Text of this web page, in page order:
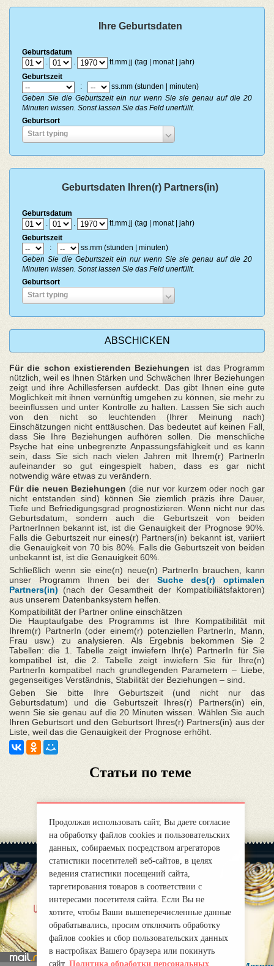
Ihre Geburtsdaten
Geburtsdatum
.
.
tt.mm.jj (tag | monat | jahr)
Geburtszeit
:
ss.mm (stunden | minuten)
Geben Sie die Geburtszeit ein nur wenn Sie sie genau auf die 20
Minuten wissen. Sonst lassen Sie das Feld unerfüllt.
Geburtsort
Start typing
Geburtsort
Geburtsdaten Ihren(r) Partners(in)
Geburtsdatum
.
.
tt.mm.jj (tag | monat | jahr)
Geburtszeit
:
ss.mm (stunden | minuten)
Geben Sie die Geburtszeit ein nur wenn Sie sie genau auf die 20
Minuten wissen. Sonst lassen Sie das Feld unerfüllt.
Geburtsort
Start typing
Geburtsort
Für die schon existierenden Beziehungen ist das Programm
nützlich, weil es Ihnen Stärken und Schwächen Ihrer Beziehungen
zeigt und ihre Achillesfersen aufdeckt. Das gibt Ihnen eine gute
Möglichkeit mit ihnen vernünftig umgehen zu können, sie mehr zu
beeinflussen und unter Kontrolle zu halten. Lassen Sie sich auch
von den nicht so leuchtenden (Ihrer Meinung nach)
Einschätzungen nicht enttäuschen. Das bedeutet auf keinen Fall,
dass Sie Ihre Beziehungen aufhören sollen. Die menschliche
Psyche hat eine unbegrenzte Anpassungsfähigkeit und es kann
sein, dass Sie sich nach vielen Jahren mit Ihrem(r) PartnerIn
aufeinander so gut eingespielt haben, dass es gar nicht
notwendig wäre etwas zu verändern.
Für die neuen Beziehungen (die nur vor kurzem oder noch gar
nicht entstanden sind) können Sie ziemlich präzis ihre Dauer,
Tiefe und Befriedigungsgrad prognostizieren. Wenn nicht nur das
Geburtsdatum, sondern auch die Geburtszeit von beiden
PartnerInnen bekannt ist, ist die Genauigkeit der Prognose 90%.
Falls die Geburtszeit nur eines(r) Partners(in) bekannt ist, variiert
die Genauigkeit von 70 bis 80%. Falls die Geburtszeit von beiden
unbekannt ist, ist die Genauigkeit 60%.
Schließlich wenn sie eine(n) neue(n) PartnerIn brauchen, kann
unser Programm Ihnen bei der Suche des(r) optimalen
Partners(in) (nach der Gesamtheit der Kompatibiliätsfaktoren)
aus unserem Datenbanksystem helfen.
Kompatibilität der Partner online einschätzen
Die Hauptaufgabe des Programms ist Ihre Kompatibilität mit
Ihrem(r) PartnerIn (oder einem(r) potenziellen PartnerIn, Mann,
Frau usw.) zu analysieren. Als Ergebnis bekommen Sie 2
Tabellen: die 1. Tabelle zeigt inwiefern Ihr(e) PartnerIn für Sie
kompatibel ist, die 2. Tabelle zeigt inwiefern Sie für Ihre(n)
PartnerIn kompatibel nach grundlegenden Parametern – Liebe,
gegenseitiges Verständnis, Stabilität der Beziehungen – sind.
Geben Sie bitte Ihre Geburtszeit (und nicht nur das
Geburtsdatum) und die Geburtszeit Ihres(r) Partners(in) ein,
wenn Sie sie genau auf die 20 Minuten wissen. Wählen Sie auch
Ihren Geburtsort und den Geburtsort Ihres(r) Partners(in) aus der
Liste, weil das die Genauigkeit der Prognose erhöht.
Статьи по теме
uber uns
Правила
mirprognoz@mail.ru
Продолжая использовать сайт, Вы даете согласие
на обработку файлов cookies и пользовательских
данных, собираемых посредством агрегаторов
статистики посетителей веб-сайтов, в целях
ведения статистики посещений сайта,
таргетирования товаров в соответствии с
интересами посетителя сайта. Если Вы не
хотите, чтобы Ваши вышеперечисленные данные
обрабатывались, просим отключить обработку
файлов cookies и сбор пользовательских данных
в настройках Вашего браузера или покинуть
сайт. Политика обработки персональных